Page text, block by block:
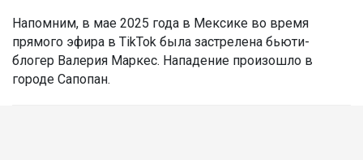
Напомним, в мае 2025 года в Мексике во время
прямого эфира в TikTok была застрелена бьюти-
блогер Валерия Маркес. Нападение произошло в
городе Сапопан.